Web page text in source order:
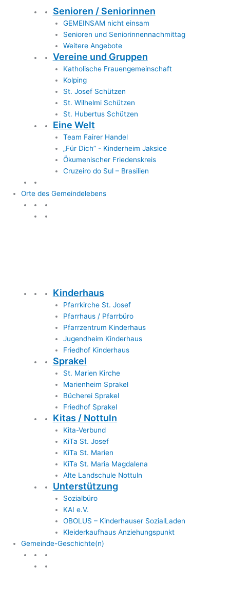
Senioren / Seniorinnen
GEMEINSAM nicht einsam
Senioren und Seniorinnennachmittag
Weitere Angebote
Vereine und Gruppen
Katholische Frauengemeinschaft
Kolping
St. Josef Schützen
St. Wilhelmi Schützen
St. Hubertus Schützen
Eine Welt
Team Fairer Handel
„Für Dich” - Kinderheim Jaksice
Ökumenischer Friedenskreis
Cruzeiro do Sul – Brasilien
Orte des Gemeindelebens
Kinderhaus
Pfarrkirche St. Josef
Pfarrhaus / Pfarrbüro
Pfarrzentrum Kinderhaus
Jugendheim Kinderhaus
Friedhof Kinderhaus
Sprakel
St. Marien Kirche
Marienheim Sprakel
Bücherei Sprakel
Friedhof Sprakel
Kitas / Nottuln
Kita-Verbund
KiTa St. Josef
KiTa St. Marien
KiTa St. Maria Magdalena
Alte Landschule Nottuln
Unterstützung
Sozialbüro
KAI e.V.
OBOLUS – Kinderhauser SozialLaden
Kleiderkaufhaus Anziehungspunkt
Gemeinde-Geschichte(n)